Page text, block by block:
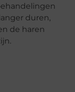
duren,
de haren